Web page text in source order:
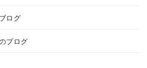
ログ
ブログ